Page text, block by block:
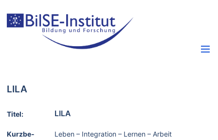
LILA
Titel: LILA
Kurzbe­
Leben – Integration – Lernen – Arbeit